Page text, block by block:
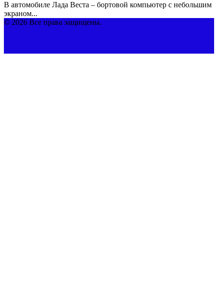
В автомобиле Лада Веста – бортовой компьютер с небольшим
экраном...
© 2026 Все права защищены.